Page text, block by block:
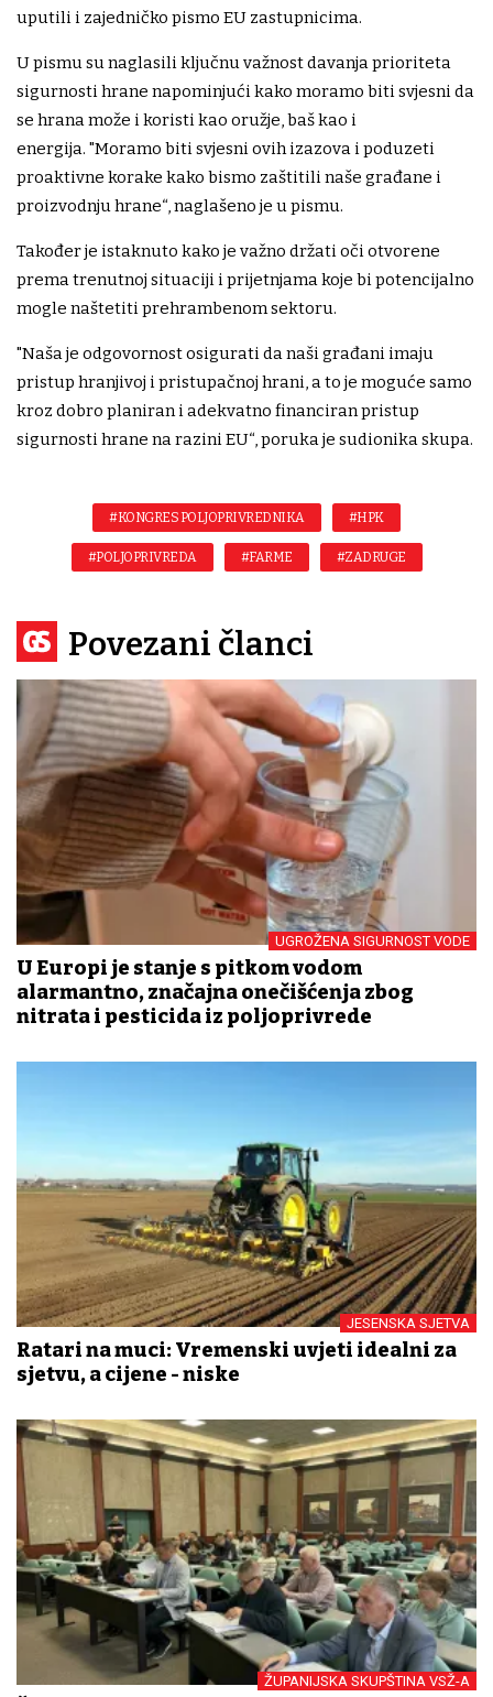
uputili i zajedničko pismo EU zastupnicima.
U pismu su naglasili ključnu važnost davanja prioriteta
sigurnosti hrane napominjući kako moramo biti svjesni da
se hrana može i koristi kao oružje, baš kao i
energija. "Moramo biti svjesni ovih izazova i poduzeti
proaktivne korake kako bismo zaštitili naše građane i
proizvodnju hrane“, naglašeno je u pismu.
Također je istaknuto kako je važno držati oči otvorene
prema trenutnoj situaciji i prijetnjama koje bi potencijalno
mogle naštetiti prehrambenom sektoru.
"Naša je odgovornost osigurati da naši građani imaju
pristup hranjivoj i pristupačnoj hrani, a to je moguće samo
kroz dobro planiran i adekvatno financiran pristup
sigurnosti hrane na razini EU“, poruka je sudionika skupa.
#KONGRES POLJOPRIVREDNIKA #HPK
#POLJOPRIVREDA #FARME #ZADRUGE
Povezani članci
UGROŽENA SIGURNOST VODE
U Europi je stanje s pitkom vodom
alarmantno, značajna onečišćenja zbog
nitrata i pesticida iz poljoprivrede
JESENSKA SJETVA
Ratari na muci: Vremenski uvjeti idealni za
sjetvu, a cijene - niske
ŽUPANIJSKA SKUPŠTINA VSŽ-A